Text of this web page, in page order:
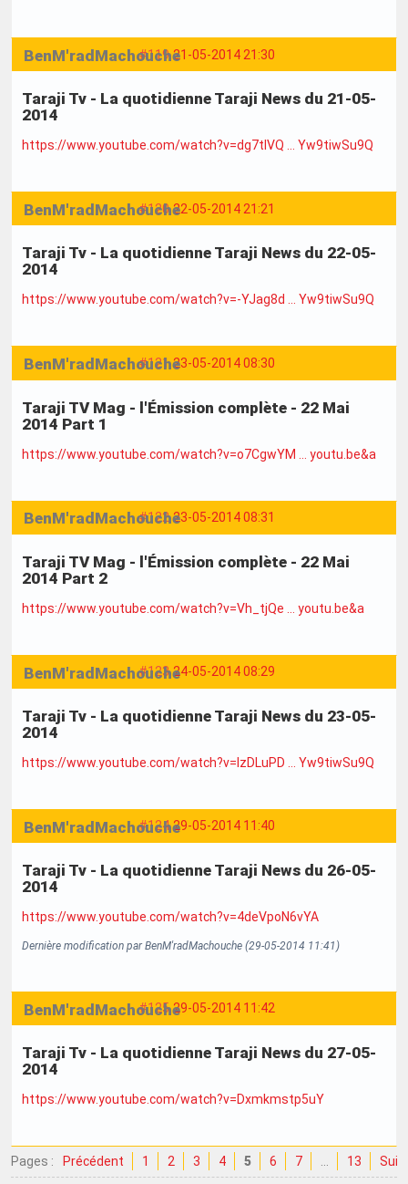
#119 21-05-2014 21:30
BenM'radMachouche
Taraji Tv - La quotidienne Taraji News du 21-05-
2014
https://www.youtube.com/watch?v=dg7tlVQ … Yw9tiwSu9Q
#120 22-05-2014 21:21
BenM'radMachouche
Taraji Tv - La quotidienne Taraji News du 22-05-
2014
https://www.youtube.com/watch?v=-YJag8d … Yw9tiwSu9Q
#121 23-05-2014 08:30
BenM'radMachouche
Taraji TV Mag - l'Émission complète - 22 Mai
2014 Part 1
https://www.youtube.com/watch?v=o7CgwYM … youtu.be&a
#122 23-05-2014 08:31
BenM'radMachouche
Taraji TV Mag - l'Émission complète - 22 Mai
2014 Part 2
https://www.youtube.com/watch?v=Vh_tjQe … youtu.be&a
#123 24-05-2014 08:29
BenM'radMachouche
Taraji Tv - La quotidienne Taraji News du 23-05-
2014
https://www.youtube.com/watch?v=IzDLuPD … Yw9tiwSu9Q
#124 29-05-2014 11:40
BenM'radMachouche
Taraji Tv - La quotidienne Taraji News du 26-05-
2014
https://www.youtube.com/watch?v=4deVpoN6vYA
Dernière modification par BenM'radMachouche (29-05-2014 11:41)
#125 29-05-2014 11:42
BenM'radMachouche
Taraji Tv - La quotidienne Taraji News du 27-05-
2014
https://www.youtube.com/watch?v=Dxmkmstp5uY
Pages : Précédent 1 2 3 4 5 6 7 13